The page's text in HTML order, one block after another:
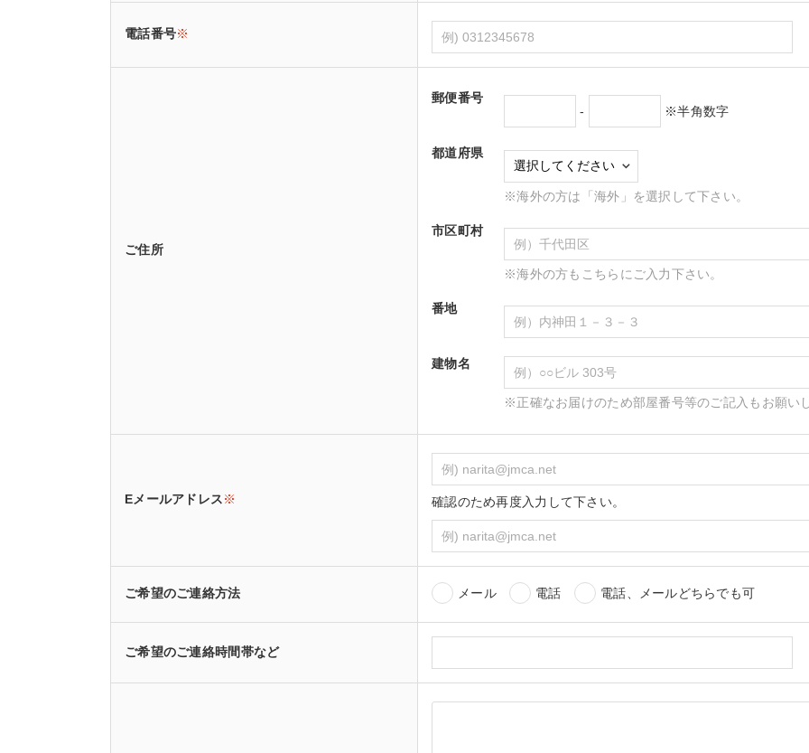
電話番号※
ご住所
郵便番号
-
※半角数字
都道府県
※海外の方は「海外」を選択して下さい。
市区町村
※海外の方もこちらにご入力下さい。
番地
建物名
※正確なお届けのため部屋番号等のご記入もお願い
Eメールアドレス※ 確認のため再度入力して下さい。
ご希望のご連絡方法 メール 電話 電話、メールどちらでも可
ご希望のご連絡時間帯など